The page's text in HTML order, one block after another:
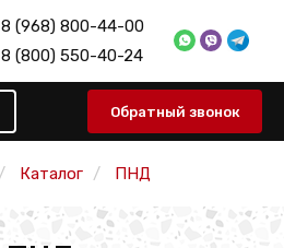
8 (968) 800-44-00
8 (800) 550-40-24
Обратный звонок
Каталог ПНД